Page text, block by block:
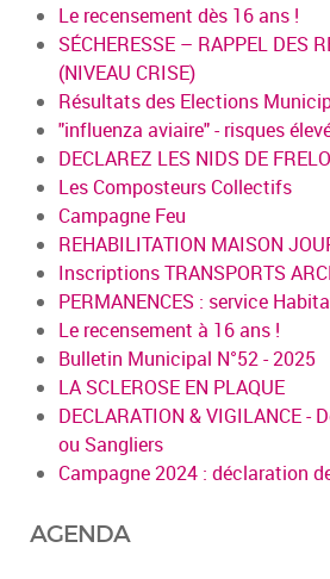
Le recensement dès 16 ans !
SÉCHERESSE – RAPPEL DES
(NIVEAU CRISE)
Résultats des Elections
"influenza aviaire" - risques
DECLAREZ LES NIDS DE
Les Composteurs Collectifs
Campagne Feu
REHABILITATION MAISON
Inscriptions TRANSPORTS
PERMANENCES : service
Le recensement à 16 ans !
Bulletin Municipal N°52 - 2025
LA SCLEROSE EN PLAQUE
DECLARATION & VIGILANCE -
ou Sangliers
Campagne 2024 : déclaration
AGENDA